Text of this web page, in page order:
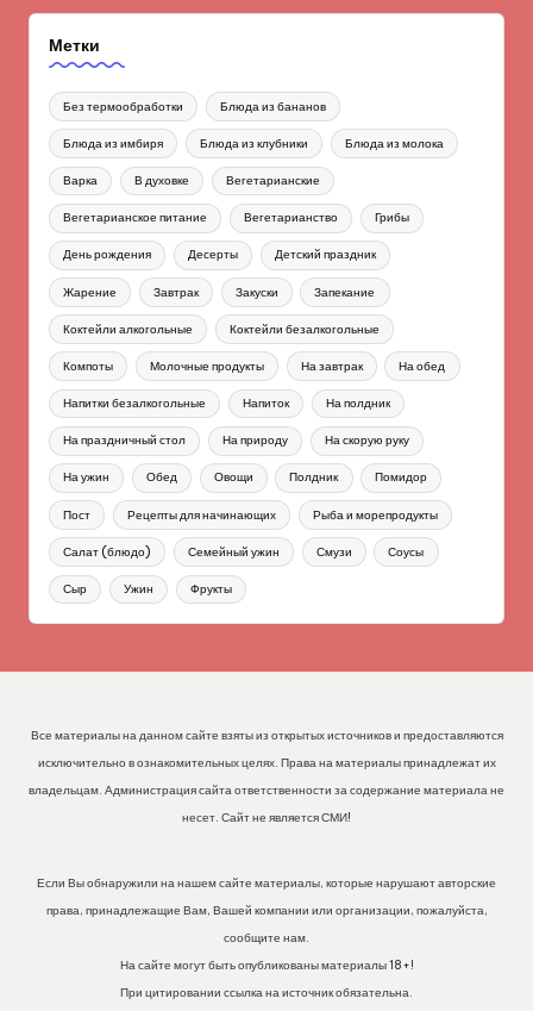
Метки
Без термообработки Блюда из бананов
Блюда из имбиря Блюда из клубники Блюда из молока
Варка В духовке Вегетарианские
Вегетарианское питание Вегетарианство Грибы
День рождения Десерты Детский праздник
Жарение Завтрак Закуски Запекание
Коктейли алкогольные Коктейли безалкогольные
Компоты Молочные продукты На завтрак На обед
Напитки безалкогольные Напиток На полдник
На праздничный стол На природу На скорую руку
На ужин Обед Овощи Полдник Помидор
Пост Рецепты для начинающих Рыба и морепродукты
Салат (блюдо) Семейный ужин Смузи Соусы
Сыр Ужин Фрукты
Все материалы на данном сайте взяты из открытых источников и предоставляются
исключительно в ознакомительных целях. Права на материалы принадлежат их
владельцам. Администрация сайта ответственности за содержание материала не
несет. Сайт не является СМИ!
Если Вы обнаружили на нашем сайте материалы, которые нарушают авторские
права, принадлежащие Вам, Вашей компании или организации, пожалуйста,
сообщите нам.
На сайте могут быть опубликованы материалы 18+!
При цитировании ссылка на источник обязательна.